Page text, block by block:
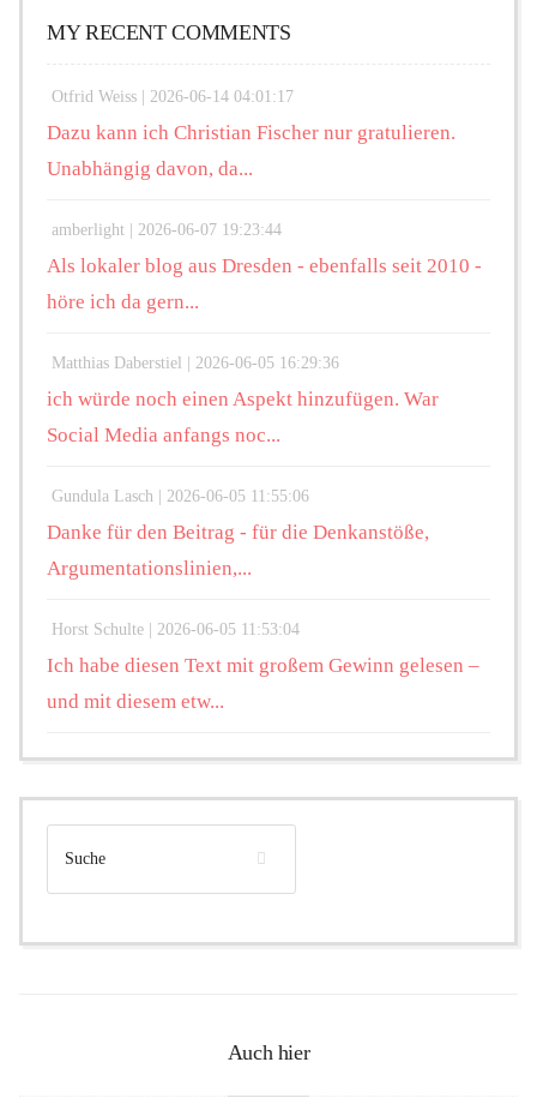
MY RECENT COMMENTS
Otfrid Weiss | 2026-06-14 04:01:17
Dazu kann ich Christian Fischer nur gratulieren.
Unabhängig davon, da...
amberlight | 2026-06-07 19:23:44
Als lokaler blog aus Dresden - ebenfalls seit 2010 -
höre ich da gern...
Matthias Daberstiel | 2026-06-05 16:29:36
ich würde noch einen Aspekt hinzufügen. War
Social Media anfangs noc...
Gundula Lasch | 2026-06-05 11:55:06
Danke für den Beitrag - für die Denkanstöße,
Argumentationslinien,...
Horst Schulte | 2026-06-05 11:53:04
Ich habe diesen Text mit großem Gewinn gelesen –
und mit diesem etw...
Auch hier